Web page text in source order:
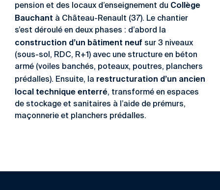
pension et des locaux d’enseignement du Collège
Bauchant à Château-Renault (37). Le chantier
s’est déroulé en deux phases : d’abord la
construction d’un bâtiment neuf sur 3 niveaux
(sous-sol, RDC, R+1) avec une structure en béton
armé (voiles banchés, poteaux, poutres, planchers
prédalles). Ensuite, la restructuration d’un ancien
local technique enterré, transformé en espaces
de stockage et sanitaires à l’aide de prémurs,
maçonnerie et planchers prédalles.